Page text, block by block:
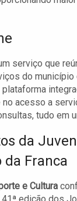
serviço que
do município
plataforma
acesso a
tudo em
da
da Franca
e Cultura
edição dos